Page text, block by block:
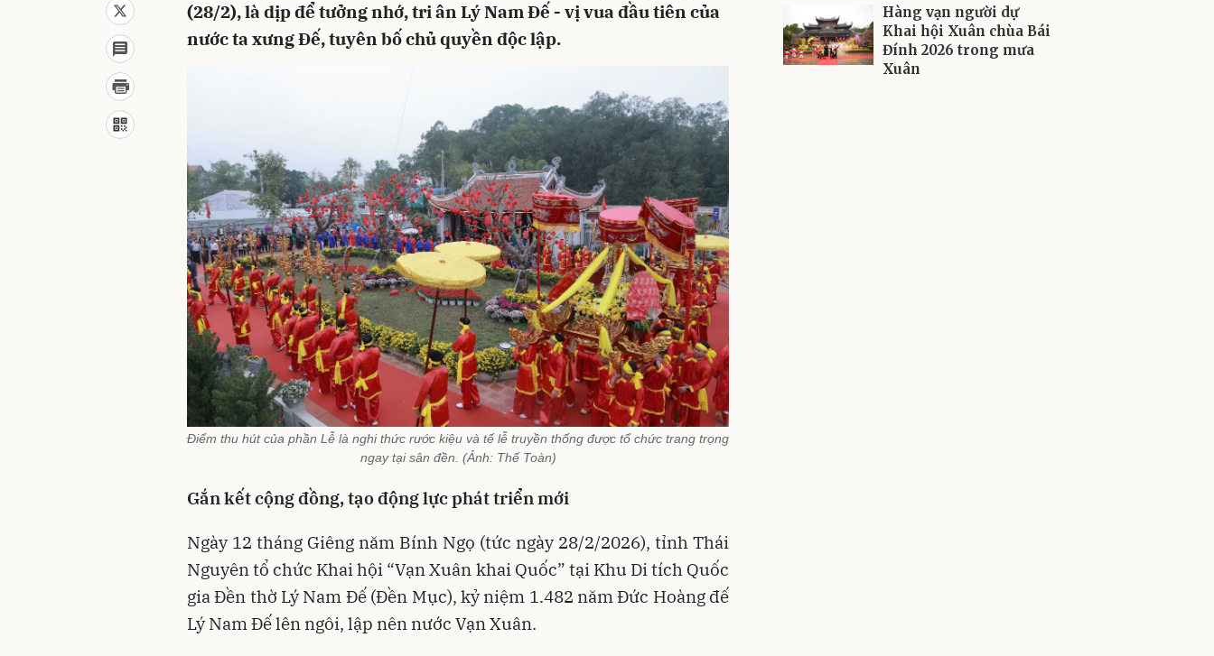
(28/2), là dịp để tưởng nhớ, tri ân Lý Nam Đế - vị vua đầu tiên của
nước ta xưng Đế, tuyên bố chủ quyền độc lập.
Điểm thu hút của phần Lễ là nghi thức rước kiệu và tế lễ truyền thống được tổ chức trang trọng
ngay tại sân đền. (Ảnh: Thế Toàn)
Gắn kết cộng đồng, tạo động lực phát triển mới
Ngày 12 tháng Giêng năm Bính Ngọ (tức ngày 28/2/2026), tỉnh Thái
Nguyên tổ chức Khai hội “Vạn Xuân khai Quốc” tại Khu Di tích Quốc
gia Đền thờ Lý Nam Đế (Đền Mục), kỷ niệm 1.482 năm Đức Hoàng đế
Lý Nam Đế lên ngôi, lập nên nước Vạn Xuân.
Hàng vạn người dự
Khai hội Xuân chùa Bái
Đính 2026 trong mưa
Xuân